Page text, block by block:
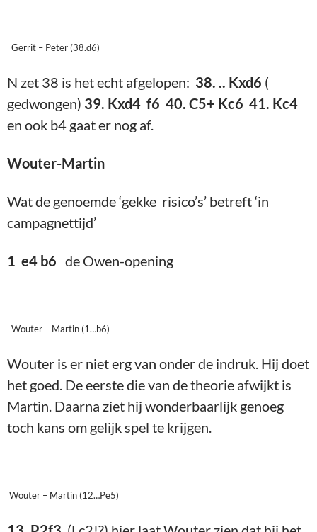
Gerrit – Peter (38.d6)
N zet 38 is het echt afgelopen: 38. .. Kxd6 (
gedwongen) 39. Kxd4 f6 40. C5+ Kc6 41. Kc4
en ook b4 gaat er nog af.
Wouter-Martin
Wat de genoemde ‘gekke risico’s’ betreft ‘in
campagnettijd’
1 e4 b6 de Owen-opening
Wouter – Martin (1…b6)
Wouter is er niet erg van onder de indruk. Hij doet
het goed. De eerste die van de theorie afwijkt is
Martin. Daarna ziet hij wonderbaarlijk genoeg
toch kans om gelijk spel te krijgen.
Wouter – Martin (12…Pe5)